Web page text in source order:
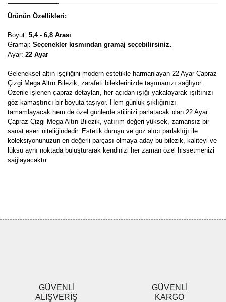
Ürünün Özellikleri:
Boyut: 5,4 - 6,8 Arası
Gramaj: Seçenekler kısmından gramaj seçebilirsiniz.
Ayar: 22 Ayar
Geleneksel altın işçiliğini modern estetikle harmanlayan 22 Ayar Çapraz
Çizgi Mega Altın Bilezik, zarafeti bileklerinizde taşımanızı sağlıyor.
Özenle işlenen çapraz detayları, her açıdan ışığı yakalayarak ışıltınızı
göz kamaştırıcı bir boyuta taşıyor. Hem günlük şıklığınızı
tamamlayacak hem de özel günlerde stilinizi parlatacak olan 22 Ayar
Çapraz Çizgi Mega Altın Bilezik, yatırım değeri yüksek, zamansız bir
sanat eseri niteliğindedir. Estetik duruşu ve göz alıcı parlaklığı ile
koleksiyonunuzun en değerli parçası olmaya aday bu bilezik, kaliteyi ve
lüksü aynı noktada buluşturarak kendinizi her zaman özel hissetmenizi
sağlayacaktır.
Ürün fiyatı diğer sitelerden daha pahalı.
Bu ürüne benzer farklı alternatifler olmalı.
GÜVENLİ
ALIŞVERİŞ
GÜVENLİ
KARGO